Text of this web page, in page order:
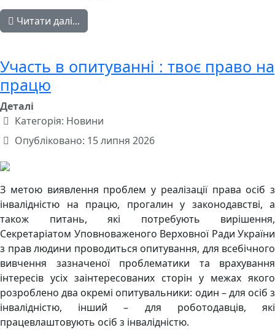
Читати далі...
Участь в опитуванні : твоє право на
працю
Деталі
Категорія: Новини
Опубліковано: 15 липня 2026
З метою виявлення проблем у реалізації права осіб з
інвалідністю на працю, прогалин у законодавстві, а
також питань, які потребують вирішення,
Секретаріатом Уповноваженого Верховної Ради України
з прав людини проводиться опитування, для всебічного
вивчення зазначеної проблематики та врахування
інтересів усіх заінтересованих сторін у межах якого
розроблено два окремі опитувальники: один – для осіб з
інвалідністю, інший – для роботодавців, які
працевлаштовують осіб з інвалідністю.